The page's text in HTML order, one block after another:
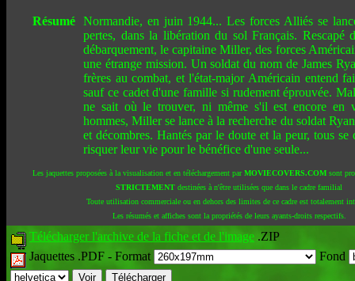
Résumé Normandie, en juin 1944... Les forces Alliés se
pertes, dans la libération du sol Français. Rescapé
débarquement, le capitaine Miller, des forces
une étrange mission. Un soldat du nom de James
frères au combat, et l'état-major Américain entend
sauf ce cadet d'une famille si rudement éprouvée.
ne sait où le trouver, ni même s'il est encore en
hommes, Miller se lance à la recherche du soldat
et décombres. Hantés par le doute et la peur, tous se
risquer leur vie pour le bénéfice d'une seule...
Les jaquettes proposées à la visualisation et en téléchargement parMOVIECOVERS.COM sont
STRICTEMENT destinées à n'être utilisées que dans le cadre familial
Toute utilisation commerciale ou en dehors des limites de ce cadre est totalement
Les résumés et affiches sont la propriétés de leurs ayants-droits respectifs.
Télécharger l'archive de la fiche et de l'image .ZIP
Jaquettes .PDF - Format Fond